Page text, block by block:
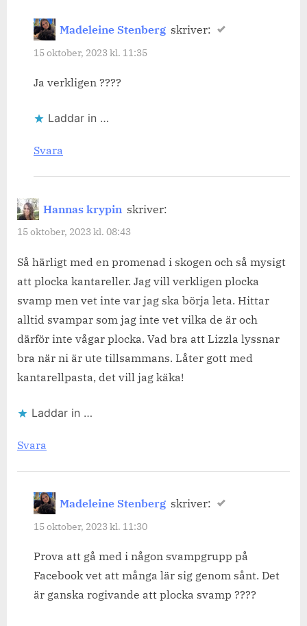
Madeleine Stenberg skriver:
15 oktober, 2023 kl. 11:35
Ja verkligen ????
Laddar in …
Svara
Hannas krypin skriver:
15 oktober, 2023 kl. 08:43
Så härligt med en promenad i skogen och så mysigt
att plocka kantareller. Jag vill verkligen plocka
svamp men vet inte var jag ska börja leta. Hittar
alltid svampar som jag inte vet vilka de är och
därför inte vågar plocka. Vad bra att Lizzla lyssnar
bra när ni är ute tillsammans. Låter gott med
kantarellpasta, det vill jag käka!
Laddar in …
Svara
Madeleine Stenberg skriver:
15 oktober, 2023 kl. 11:30
Prova att gå med i någon svampgrupp på
Facebook vet att många lär sig genom sånt. Det
är ganska rogivande att plocka svamp ????